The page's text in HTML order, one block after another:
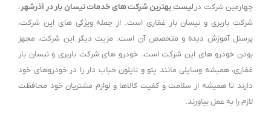
چهارمین شرکت در لیست بهترین شرکت های خدمات نیسان بار در آذرشهر ،
شرکت باربری و نیسان بار غفاری است. از جمله ویژگی های این شرکت،
پرسنل آموزش دیده و متخصص آن است. مزیت دیگر این شرکت، مجهز
بودن خودرو های این شرکت است. خودرو های شرکت باربری و نیسان بار
غفاری، همیشه وسایلی مانند پتو و نایلون حباب دار را در خودروهای خود
دارند تا همیشه از سلامت و کفیت کالاها و لوازم مشتریان خود محافظت
لازم را به عمل بیاورند.